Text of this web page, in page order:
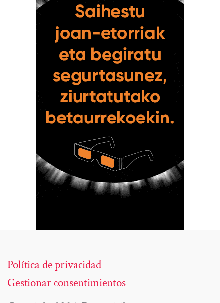
Política de privacidad
Gestionar consentimientos